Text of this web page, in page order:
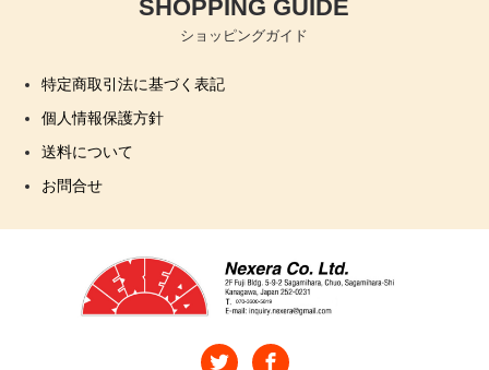
SHOPPING GUIDE
ショッピングガイド
特定商取引法に基づく表記
個人情報保護方針
送料について
お問合せ